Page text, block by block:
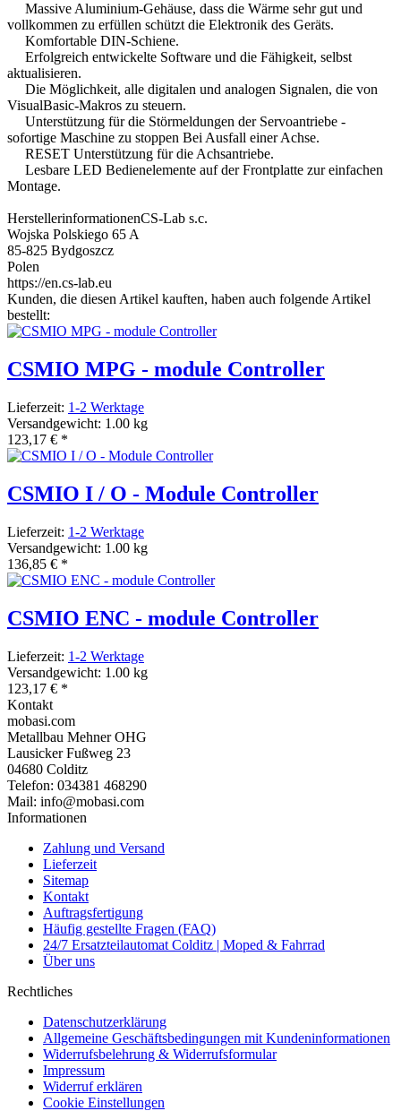
Massive Aluminium-Gehäuse, dass die Wärme sehr gut und
vollkommen zu erfüllen schützt die Elektronik des Geräts.
Komfortable DIN-Schiene.
Erfolgreich entwickelte Software und die Fähigkeit, selbst
aktualisieren.
Die Möglichkeit, alle digitalen und analogen Signalen, die von
VisualBasic-Makros zu steuern.
Unterstützung für die Störmeldungen der Servoantriebe -
sofortige Maschine zu stoppen Bei Ausfall einer Achse.
RESET Unterstützung für die Achsantriebe.
Lesbare LED Bedienelemente auf der Frontplatte zur einfachen
Montage.
HerstellerinformationenCS-Lab s.c.
Wojska Polskiego 65 A
85-825 Bydgoszcz
Polen
https://en.cs-lab.eu
Kunden, die diesen Artikel kauften, haben auch folgende Artikel
bestellt:
CSMIO MPG - module Controller
Lieferzeit: 1-2 Werktage
Versandgewicht: 1.00 kg
123,17 € *
CSMIO I / O - Module Controller
Lieferzeit: 1-2 Werktage
Versandgewicht: 1.00 kg
136,85 € *
CSMIO ENC - module Controller
Lieferzeit: 1-2 Werktage
Versandgewicht: 1.00 kg
123,17 € *
Kontakt
mobasi.com
Metallbau Mehner OHG
Lausicker Fußweg 23
04680 Colditz
Telefon: 034381 468290
Mail: info@mobasi.com
Informationen
Zahlung und Versand
Lieferzeit
Sitemap
Kontakt
Auftragsfertigung
Häufig gestellte Fragen (FAQ)
24/7 Ersatzteilautomat Colditz | Moped & Fahrrad
Über uns
Rechtliches
Datenschutzerklärung
Allgemeine Geschäftsbedingungen mit Kundeninformationen
Widerrufsbelehrung & Widerrufsformular
Impressum
Widerruf erklären
Cookie Einstellungen